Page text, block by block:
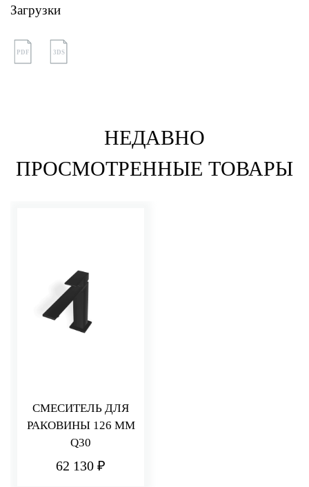
Загрузки
PDF 3DS
НЕДАВНО
ПРОСМОТРЕННЫЕ ТОВАРЫ
СМЕСИТЕЛЬ ДЛЯ
РАКОВИНЫ 126 ММ
Q30
62 130 ₽